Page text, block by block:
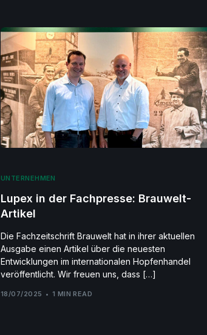
UNTERNEHMEN
Lupex in der Fachpresse: Brauwelt-
Artikel
Die Fachzeitschrift Brauwelt hat in ihrer aktuellen
Ausgabe einen Artikel über die neuesten
Entwicklungen im internationalen Hopfenhandel
veröffentlicht. Wir freuen uns, dass […]
18/07/2025 1 MIN READ